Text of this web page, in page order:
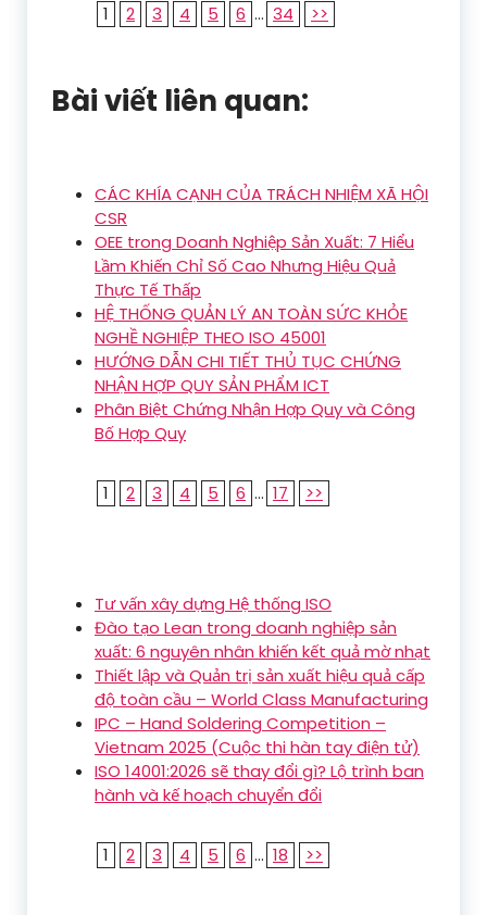
1 2 3 4 5 6 ... 34 >>
Bài viết liên quan:
CÁC KHÍA CẠNH CỦA TRÁCH NHIỆM XÃ HỘI
CSR
OEE trong Doanh Nghiệp Sản Xuất: 7 Hiểu
Lầm Khiến Chỉ Số Cao Nhưng Hiệu Quả
Thực Tế Thấp
HỆ THỐNG QUẢN LÝ AN TOÀN SỨC KHỎE
NGHỀ NGHIỆP THEO ISO 45001
HƯỚNG DẪN CHI TIẾT THỦ TỤC CHỨNG
NHẬN HỢP QUY SẢN PHẨM ICT
Phân Biệt Chứng Nhận Hợp Quy và Công
Bố Hợp Quy
1 2 3 4 5 6 ... 17 >>
Tư vấn xây dựng Hệ thống ISO
Đào tạo Lean trong doanh nghiệp sản
xuất: 6 nguyên nhân khiến kết quả mờ nhạt
Thiết lập và Quản trị sản xuất hiệu quả cấp
độ toàn cầu – World Class Manufacturing
IPC – Hand Soldering Competition –
Vietnam 2025 (Cuộc thi hàn tay điện tử)
ISO 14001:2026 sẽ thay đổi gì? Lộ trình ban
hành và kế hoạch chuyển đổi
1 2 3 4 5 6 ... 18 >>